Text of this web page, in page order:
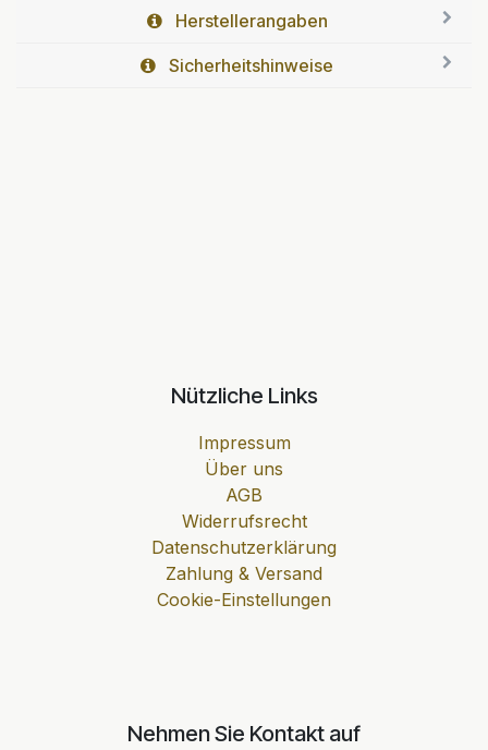
Herstellerangaben
Sicherheitshinweise
Nützliche Links
Impressum
Über uns
AGB
Widerrufsrecht
Datenschutzerklärung
Zahlung & Versand
Cookie-Einstellungen
Nehmen Sie Kontakt auf